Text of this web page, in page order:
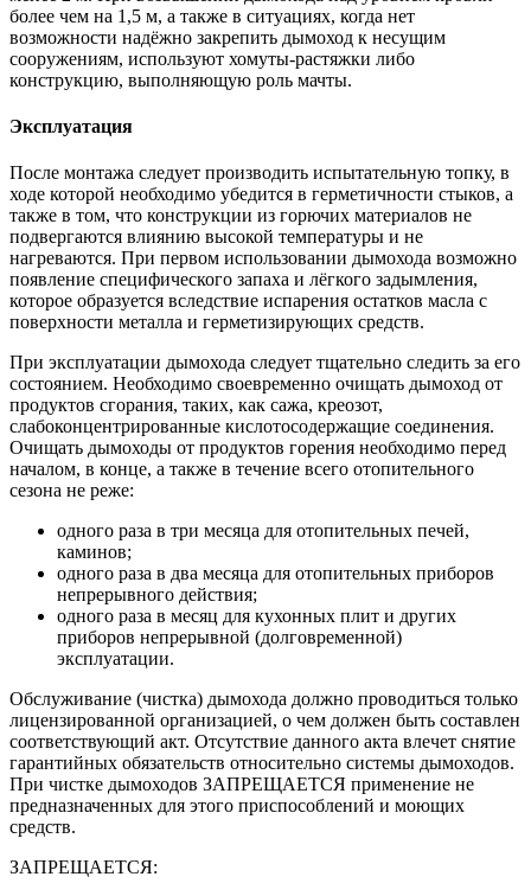
более чем на 1,5 м, а также в ситуациях, когда нет
возможности надёжно закрепить дымоход к несущим
сооружениям, используют хомуты-растяжки либо
конструкцию, выполняющую роль мачты.
Эксплуатация
После монтажа следует производить испытательную топку, в
ходе которой необходимо убедится в герметичности стыков, а
также в том, что конструкции из горючих материалов не
подвергаются влиянию высокой температуры и не
нагреваются. При первом использовании дымохода возможно
появление специфического запаха и лёгкого задымления,
которое образуется вследствие испарения остатков масла с
поверхности металла и герметизирующих средств.
При эксплуатации дымохода следует тщательно следить за его
состоянием. Необходимо своевременно очищать дымоход от
продуктов сгорания, таких, как сажа, креозот,
слабоконцентрированные кислотосодержащие соединения.
Очищать дымоходы от продуктов горения необходимо перед
началом, в конце, а также в течение всего отопительного
сезона не реже:
одного раза в три месяца для отопительных печей,
каминов;
одного раза в два месяца для отопительных приборов
непрерывного действия;
одного раза в месяц для кухонных плит и других
приборов непрерывной (долговременной)
эксплуатации.
Обслуживание (чистка) дымохода должно проводиться только
лицензированной организацией, о чем должен быть составлен
соответствующий акт. Отсутствие данного акта влечет снятие
гарантийных обязательств относительно системы дымоходов.
При чистке дымоходов ЗАПРЕЩАЕТСЯ применение не
предназначенных для этого приспособлений и моющих
средств.
ЗАПРЕЩАЕТСЯ: